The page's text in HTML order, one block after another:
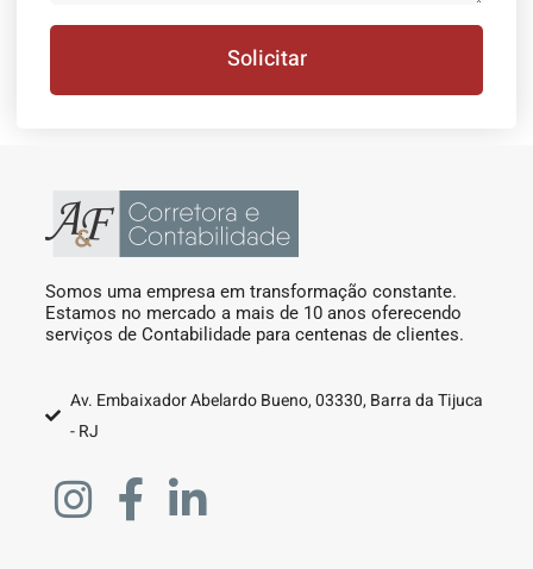
Solicitar
Somos uma empresa em transformação constante.
Estamos no mercado a mais de 10 anos oferecendo
serviços de Contabilidade para centenas de clientes.
Av. Embaixador Abelardo Bueno, 03330, Barra da Tijuca
- RJ